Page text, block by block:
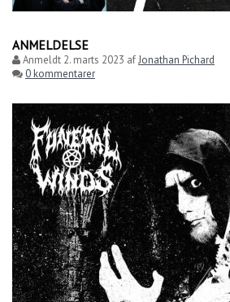
ANMELDELSE
Anmeldt 2. marts 2023 afJonathan Pichard
0 kommentarer